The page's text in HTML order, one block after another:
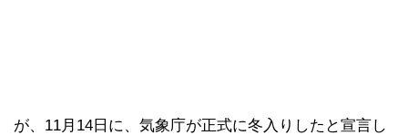
が、11月14日に、気象庁が正式に冬入りしたと宣言し